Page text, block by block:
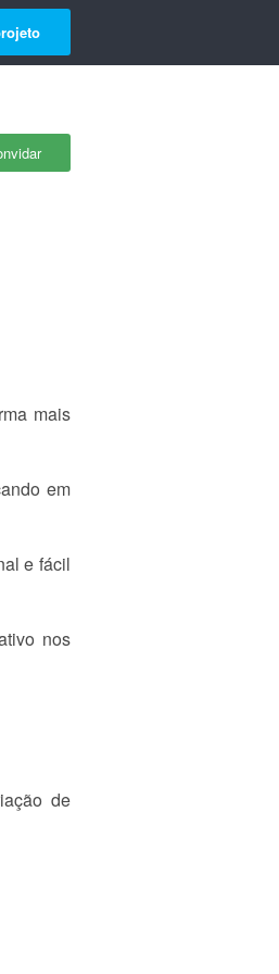
mais
em
e fácil
nos
de